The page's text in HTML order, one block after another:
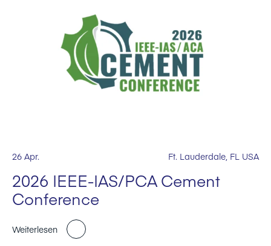
26 Apr. Ft. Lauderdale, FL USA
2026 IEEE-IAS/PCA Cement
Conference
Weiterlesen